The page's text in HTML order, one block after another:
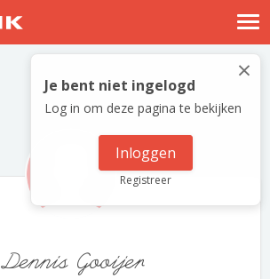
Nostalgische verhalen
Log in
Meld je gratis aan
×
Je bent niet ingelogd
Log in om deze pagina te bekijken
Inloggen
Registreer
Dennis Gooijer